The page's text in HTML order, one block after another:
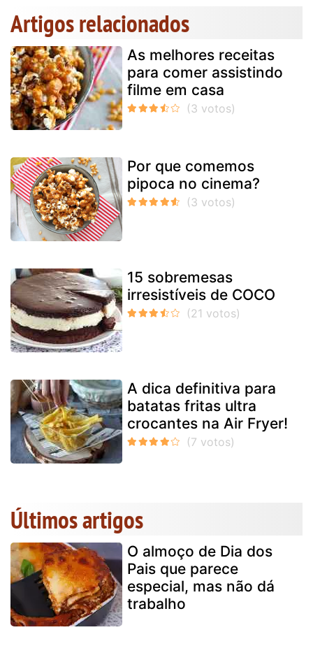
Artigos relacionados
As melhores receitas
para comer assistindo
filme em casa
Por que comemos
pipoca no cinema?
15 sobremesas
irresistíveis de COCO
A dica definitiva para
batatas fritas ultra
crocantes na Air Fryer!
Últimos artigos
O almoço de Dia dos
Pais que parece
especial, mas não dá
trabalho